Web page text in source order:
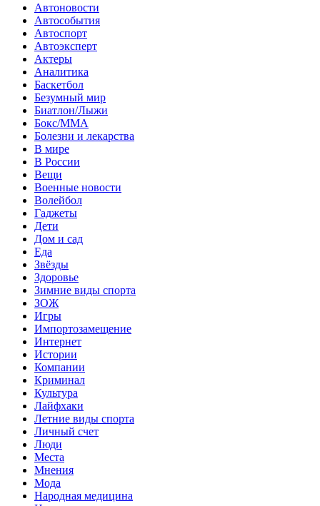
Автоновости
Автособытия
Автоспорт
Автоэксперт
Актеры
Аналитика
Баскетбол
Безумный мир
Биатлон/Лыжи
Бокс/MMA
Болезни и лекарства
В мире
В России
Вещи
Военные новости
Волейбол
Гаджеты
Дети
Дом и сад
Еда
Звёзды
Здоровье
Зимние виды спорта
ЗОЖ
Игры
Импортозамещение
Интернет
Истории
Компании
Криминал
Культура
Лайфхаки
Летние виды спорта
Личный счет
Люди
Места
Мнения
Мода
Народная медицина